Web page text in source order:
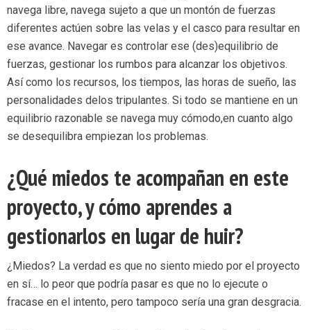
navega libre, navega sujeto a que un montón de fuerzas
diferentes actúen sobre las velas y el casco para resultar en
ese avance. Navegar es controlar ese (des)equilibrio de
fuerzas, gestionar los rumbos para alcanzar los objetivos.
Así como los recursos, los tiempos, las horas de sueño, las
personalidades delos tripulantes. Si todo se mantiene en un
equilibrio razonable se navega muy cómodo,en cuanto algo
se desequilibra empiezan los problemas.
¿Qué miedos te acompañan en este
proyecto, y cómo aprendes a
gestionarlos en lugar de huir?
¿Miedos? La verdad es que no siento miedo por el proyecto
en sí… lo peor que podría pasar es que no lo ejecute o
fracase en el intento, pero tampoco sería una gran desgracia.